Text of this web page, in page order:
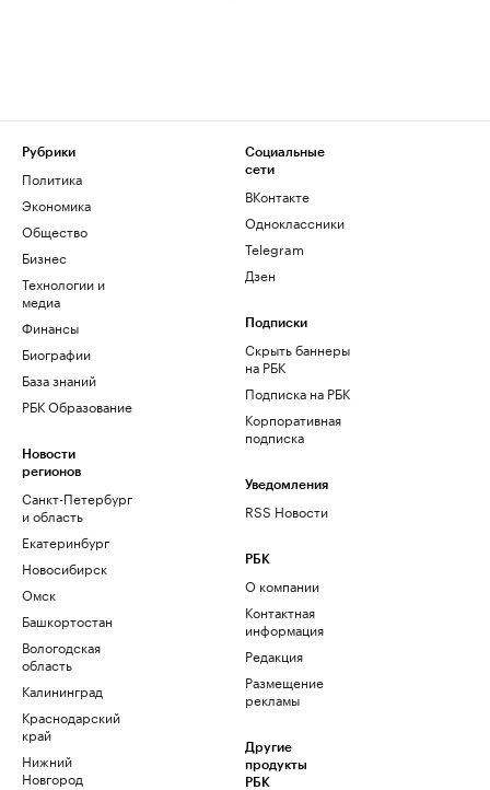
Рубрики
Политика
Экономика
Общество
Бизнес
Технологии и
медиа
Финансы
Биографии
База знаний
РБК Образование
Новости
регионов
Санкт-Петербург
и область
Екатеринбург
Новосибирск
Омск
Башкортостан
Вологодская
область
Калининград
Краснодарский
край
Нижний
Новгород
Социальные
сети
ВКонтакте
Одноклассники
Telegram
Дзен
Подписки
Скрыть баннеры
на РБК
Подписка на РБК
Корпоративная
подписка
Уведомления
RSS Новости
РБК
О компании
Контактная
информация
Редакция
Размещение
рекламы
Другие
продукты
РБК